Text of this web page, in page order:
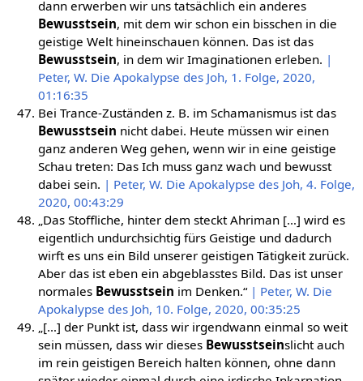
dann erwerben wir uns tatsächlich ein anderes
Bewusstsein, mit dem wir schon ein bisschen in die
geistige Welt hineinschauen können. Das ist das
Bewusstsein, in dem wir Imaginationen erleben. |
Peter, W. Die Apokalypse des Joh, 1. Folge, 2020,
01:16:35
Bei Trance-Zuständen z. B. im Schamanismus ist das
Bewusstsein nicht dabei. Heute müssen wir einen
ganz anderen Weg gehen, wenn wir in eine geistige
Schau treten: Das Ich muss ganz wach und bewusst
dabei sein. | Peter, W. Die Apokalypse des Joh, 4. Folge,
2020, 00:43:29
„Das Stoffliche, hinter dem steckt Ahriman […] wird es
eigentlich undurchsichtig fürs Geistige und dadurch
wirft es uns ein Bild unserer geistigen Tätigkeit zurück.
Aber das ist eben ein abgeblasstes Bild. Das ist unser
normales Bewusstsein im Denken.“ | Peter, W. Die
Apokalypse des Joh, 10. Folge, 2020, 00:35:25
„[…] der Punkt ist, dass wir irgendwann einmal so weit
sein müssen, dass wir dieses Bewusstseinslicht auch
im rein geistigen Bereich halten können, ohne dann